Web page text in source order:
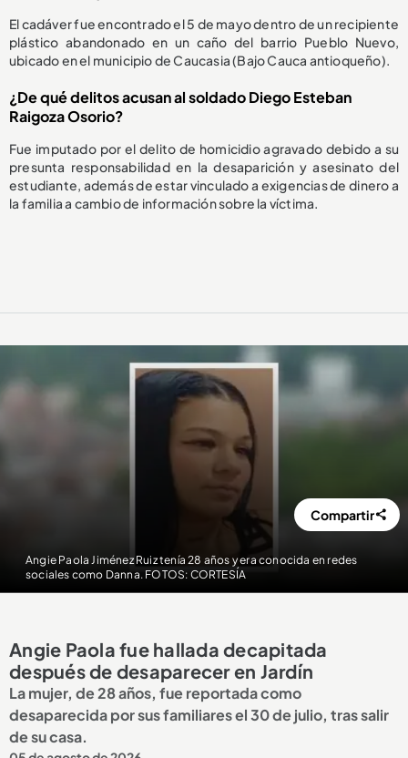
El cadáver fue encontrado el 5 de mayo dentro de un recipiente
plástico abandonado en un caño del barrio Pueblo Nuevo,
ubicado en el municipio de Caucasia (Bajo Cauca antioqueño).
¿De qué delitos acusan al soldado Diego Esteban
Raigoza Osorio?
Fue imputado por el delito de homicidio agravado debido a su
presunta responsabilidad en la desaparición y asesinato del
estudiante, además de estar vinculado a exigencias de dinero a
la familia a cambio de información sobre la víctima.
Angie Paola Jiménez Ruiz tenía 28 años y era conocida en redes
sociales como Danna. FOTOS: CORTESÍA
Compartir
Angie Paola fue hallada decapitada
después de desaparecer en Jardín
La mujer, de 28 años, fue reportada como
desaparecida por sus familiares el 30 de julio, tras salir
de su casa.